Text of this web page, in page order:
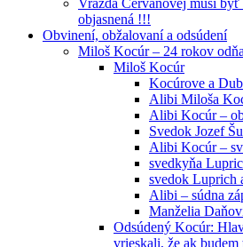
objasnená !!!
Obvinení, obžalovaní a odsúdení
Miloš Kocúr – 24 rokov
Miloš Kocúr
Kocúrove a
Alibi Miloša
Alibi Kocúr –
Svedok Jozef
Alibi Kocúr –
svedkyňa
svedok Luprich
Alibi – súdna
Manželia
Odsúdený Kocúr:
vrieskali, že ak